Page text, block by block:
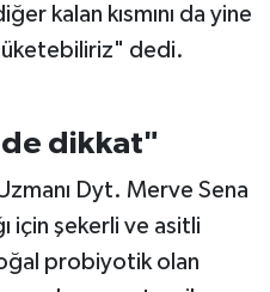
kalan kısmını da yine
dedi.
de dikkat"
Dyt. Merve Sena
için şekerli ve asitli
probiyotik olan